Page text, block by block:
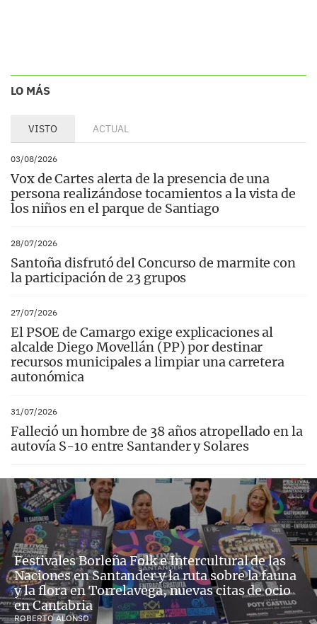
LO MÁS
VISTO ACTUAL
03/08/2026
Vox de Cartes alerta de la presencia de una
persona realizándose tocamientos a la vista de
los niños en el parque de Santiago
28/07/2026
Santoña disfrutó del Concurso de marmite con
la participación de 23 grupos
27/07/2026
El PSOE de Camargo exige explicaciones al
alcalde Diego Movellán (PP) por destinar
recursos municipales a limpiar una carretera
autonómica
31/07/2026
Falleció un hombre de 38 años atropellado en la
autovía S-10 entre Santander y Solares
Festivales Borleña Folk e Intercultural de las
Naciones en Santander y la ruta sobre la fauna
y la flora en Torrelavega, nuevas citas de ocio
en Cantabria
ROBERTO ALONSO